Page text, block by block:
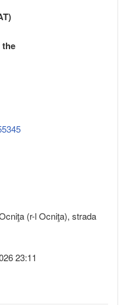
(r-l Ocniţa), strada
23:11